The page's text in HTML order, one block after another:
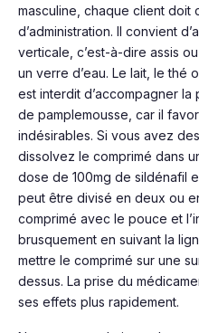
masculine, chaque client doit
d’administration. Il convient
verticale, c’est-à-dire assis
un verre d’eau. Le lait, le thé
est interdit d’accompagner la
de pamplemousse, car il
indésirables. Si vous avez
dissolvez le comprimé dans
dose de 100mg de sildénafil
peut être divisé en deux ou
comprimé avec le pouce et
brusquement en suivant la
mettre le comprimé sur une
dessus. La prise du
ses effets plus rapidement.